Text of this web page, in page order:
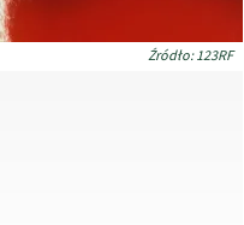
Źródło: 123RF